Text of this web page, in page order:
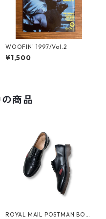
WOOFIN' 1997/Vol.2
¥1,500
商品
ROYAL MAIL POSTMAN BOO